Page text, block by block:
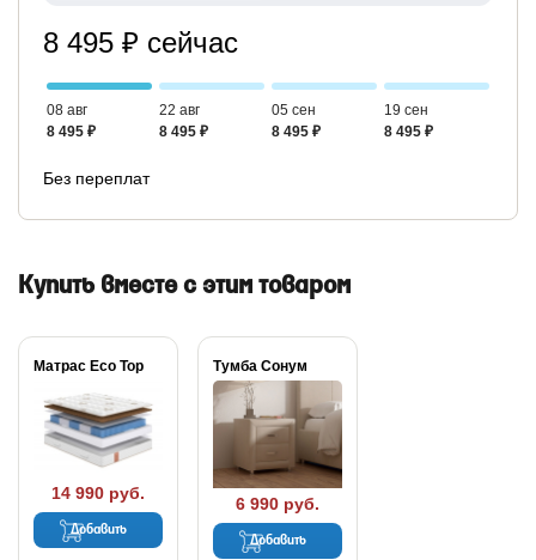
8 495 ₽ сейчас
08 авг
8 495 ₽
22 авг
8 495 ₽
05 сен
8 495 ₽
19 сен
8 495 ₽
Без переплат
Купить вместе с этим товаром
Матрас Eco Top
14 990 руб.
Добавить
Тумба Сонум
6 990 руб.
Добавить